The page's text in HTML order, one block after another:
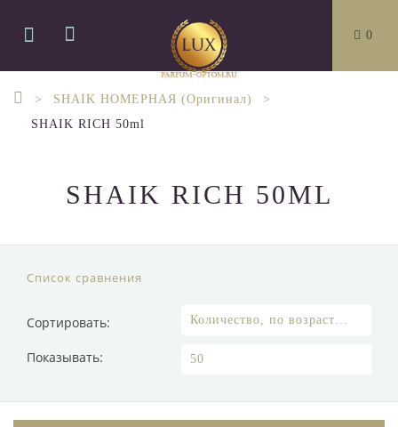
0
SHAIK НОМЕРНАЯ (Оригинал)
SHAIK RICH 50ml
SHAIK RICH 50ML
Список сравнения
Сортировать:
Показывать: